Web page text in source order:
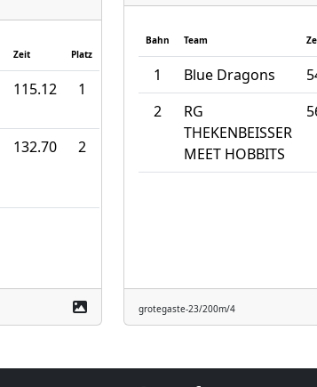
Zeit Platz
115.12 1
132.70 2
Bahn Team
1 Blue Dragons
2
RG
THEKENBEISSER
MEET HOBBITS
grotegaste-23/200m/4